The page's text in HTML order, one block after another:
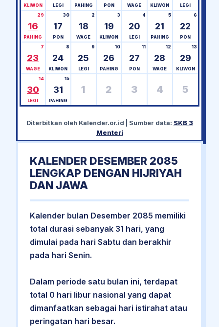
KLIWON LEGI PAHING PON WAGE KLIWON LEGI
16
29
PAHING
17
30
PON
18
2
WAGE
19
3
KLIWON
20
4
LEGI
21
5
PAHING
22
6
PON
23
7
WAGE
24
8
KLIWON
25
9
LEGI
26
10
PAHING
27
11
PON
28
12
WAGE
29
13
KLIWON
30
14
LEGI
31
15
PAHING
1 2 3 4 5
Diterbitkan oleh Kalender.or.id | Sumber data: SKB 3
Menteri
KALENDER DESEMBER 2085
LENGKAP DENGAN HIJRIYAH
DAN JAWA
Kalender bulan Desember 2085 memiliki
total durasi sebanyak 31 hari, yang
dimulai pada hari Sabtu dan berakhir
pada hari Senin.
Dalam periode satu bulan ini, terdapat
total 0 hari libur nasional yang dapat
dimanfaatkan sebagai hari istirahat atau
peringatan hari besar.